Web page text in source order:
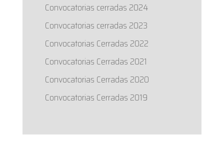
Convocatorias cerradas 2024
Convocatorias cerradas 2023
Convocatorias Cerradas 2022
Convocatorias Cerradas 2021
Convocatorias Cerradas 2020
Convocatorias Cerradas 2019